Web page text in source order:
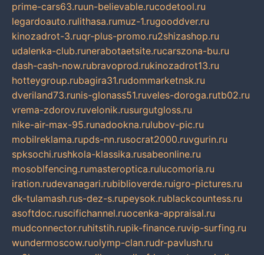
prime-cars63.ruun-believable.rucodetool.ru
legardoauto.rulithasa.rumuz-1.rugooddver.ru
kinozadrot-3.ruqr-plus-promo.ru2shizashop.ru
udalenka-club.runerabotaetsite.rucarszona-bu.ru
dash-cash-now.rubravoprod.rukinozadrot13.ru
hotteygroup.rubagira31.rudommarketnsk.ru
dveriland73.runis-glonass51.ruveles-doroga.rutb02.ru
vrema-zdorov.ruvelonik.rusurgutgloss.ru
nike-air-max-95.runadookna.rulubov-pic.ru
mobilreklama.rupds-nn.rusocrat2000.ruvgurin.ru
spksochi.rushkola-klassika.rusabeonline.ru
mosoblfencing.rumasteroptica.rulucomoria.ru
iration.rudevanagari.rubiblioverde.ruigro-pictures.ru
dk-tulamash.rus-dez-s.rupeysok.rublackcountess.ru
asoftdoc.ruscifichannel.ruocenka-appraisal.ru
mudconnector.ruhitstih.rupik-finance.ruvip-surfing.ru
wundermoscow.ruolymp-clan.rudr-pavlush.ru